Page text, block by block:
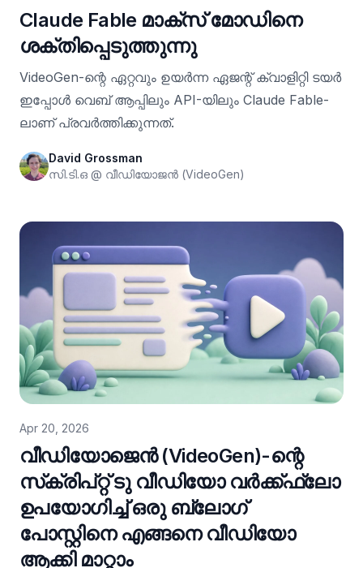
Claude Fable മാക്സ് മോഡിനെ
ശക്തിപ്പെടുത്തുന്നു
VideoGen-ന്റെ ഏറ്റവും ഉയർന്ന ഏജന്റ് ക്വാളിറ്റി ടയർ
ഇപ്പോൾ വെബ് ആപ്പിലും API-യിലും Claude Fable-
ലാണ് പ്രവർത്തിക്കുന്നത്.
David Grossman
സി.ടി.ഒ @ വീഡിയോജൻ (VideoGen)
Apr 20, 2026
വീഡിയോജെൻ (VideoGen)-ന്റെ
സ്‌ക്രിപ്റ്റ് ടു വീഡിയോ വർക്ക്ഫ്ലോ
ഉപയോഗിച്ച് ഒരു ബ്ലോഗ്
പോസ്റ്റിനെ എങ്ങനെ വീഡിയോ
ആക്കി മാറ്റാം